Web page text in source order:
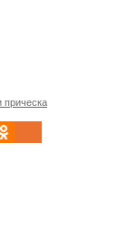
прическа